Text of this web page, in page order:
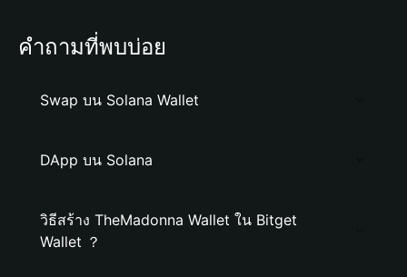
คำถามที่พบบ่อย
Swap บน Solana Wallet
DApp บน Solana
วิธีสร้าง TheMadonna Wallet ใน Bitget
Wallet ？